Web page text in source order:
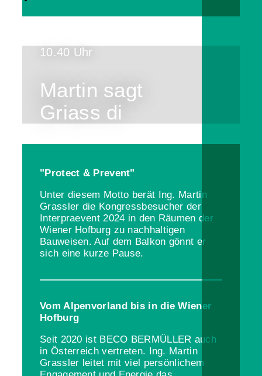
10.40 Uhr
Martin sagt
Griass di
"Protect & Prevent"
Unter diesem Motto berät Ing. Martin
Grassler die Kongressbesucher der
Interpraevent 2024 in den Räumen der
Wiener Hofburg zu nachhaltigen
Bauweisen. Auf dem Balkon gönnt er
sich eine kurze Pause.
Vom Alpenvorland bis in die Wiener
Hofburg
Seit 2020 ist BECO BERMÜLLER auch
in Österreich vertreten. Ing. Martin
Grassler leitet mit viel persönlichem